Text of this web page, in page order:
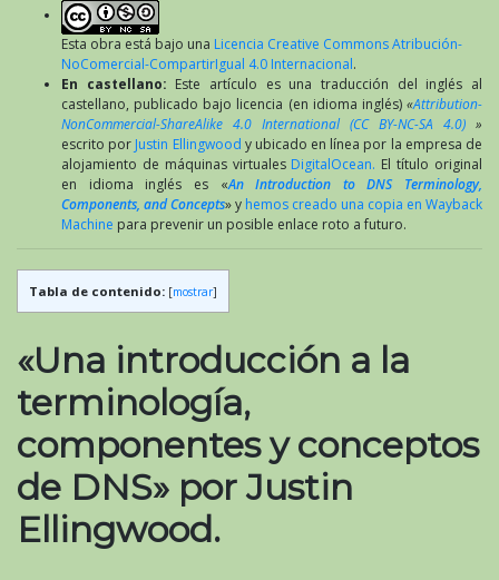
Esta obra está bajo una Licencia Creative Commons Atribución-
NoComercial-CompartirIgual 4.0 Internacional.
En castellano: Este artículo es una traducción del inglés al
castellano, publicado bajo licencia (en idioma inglés) «Attribution-
NonCommercial-ShareAlike 4.0 International (CC BY-NC-SA 4.0) »
escrito por Justin Ellingwood y ubicado en línea por la empresa de
alojamiento de máquinas virtuales DigitalOcean. El título original
en idioma inglés es «An Introduction to DNS Terminology,
Components, and Concepts» y hemos creado una copia en Wayback
Machine para prevenir un posible enlace roto a futuro.
Tabla de contenido: [mostrar]
«Una introducción a la
terminología,
componentes y conceptos
de DNS» por Justin
Ellingwood.